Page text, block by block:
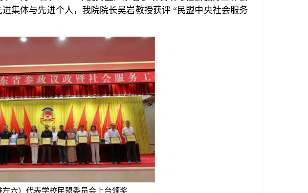
集体与先进个人，我院院长吴岩教授获评“民盟中央社会服务
左六）代表学校民盟委员会上台领奖